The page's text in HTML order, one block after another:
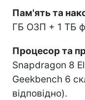
Пам'ять та
ГБ ОЗП + 1 ТБ
Процесор та
Snapdragon 8
Geekbench 6
відповідно).